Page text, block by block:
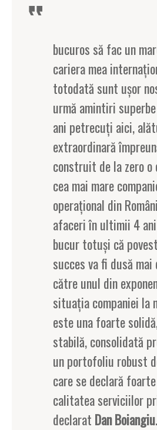
bucuros să fac un
cariera mea
totodată sunt uşor
urmă amintiri
ani petrecuţi aici,
extraordinară
construit de la zero o
cea mai mare
operaţional din
afaceri în ultimii 4
bucur totuşi că
succes va fi dusă
către unul din
situaţia companiei la
este una foarte
stabilă, consolidată
un portofoliu robust
care se declară
calitatea serviciilor
declarat Dan Boiangiu.